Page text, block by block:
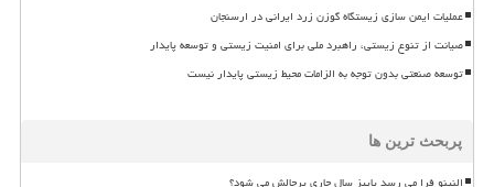
عملیات ایمن سازی زیستگاه گوزن زرد ایرانی در ارسنجان
صیانت از تنوع زیستی، راهبرد ملی برای امنیت زیستی و توسعه پایدار
توسعه صنعتی بدون توجه به الزامات محیط زیستی پایدار نیست
پربحث ترین ها
النینو فرا می رسد پاییز سال جاری پرچالش می شود؟